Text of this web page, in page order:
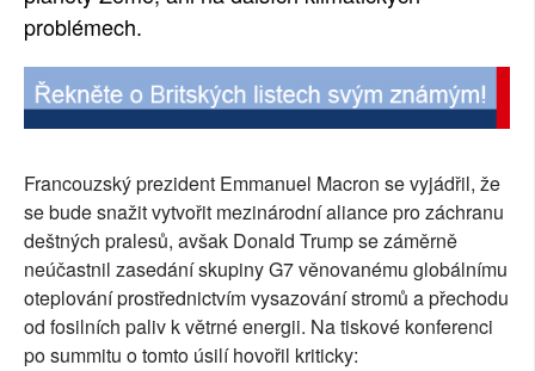
problémech.
Francouzský prezident Emmanuel Macron se vyjádřil, že
se bude snažit vytvořit mezinárodní aliance pro záchranu
deštných pralesů, avšak Donald Trump se záměrně
neúčastnil zasedání skupiny G7 věnovanému globálnímu
oteplování prostřednictvím vysazování stromů a přechodu
od fosilních paliv k větrné energii. Na tiskové konferenci
po summitu o tomto úsilí hovořil kriticky: